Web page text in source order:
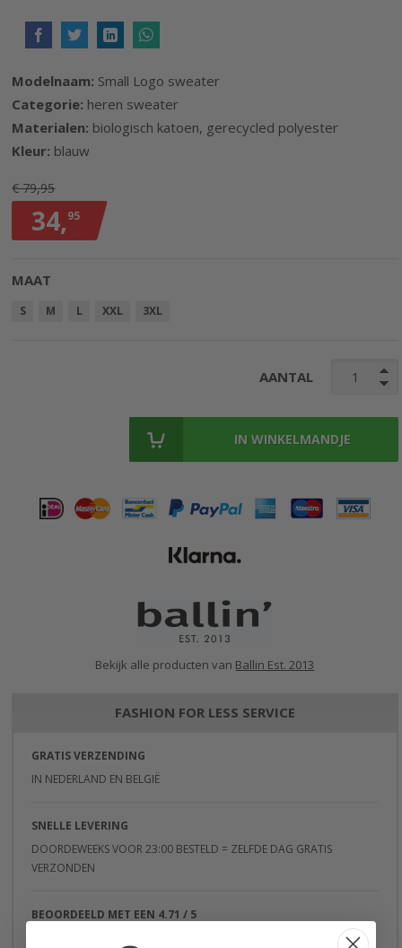
Ga
naar
van
gallerij
Modelnaam: Small Logo sweater
Categorie: heren sweater
Materialen: biologisch katoen, gerecycled polyester
Kleur: blauw
34,95
€ 79,95
MAAT
S M L XXL 3XL
AANTAL
IN WINKELMANDJE
Bekijk alle producten van Ballin Est. 2013
FASHION FOR LESS SERVICE
GRATIS VERZENDING
IN NEDERLAND EN BELGIË
SNELLE LEVERING
DOORDEWEEKS VOOR 23:00 BESTELD = ZELFDE DAG GRATIS
VERZONDEN
BEOORDEELD MET EEN 4.71 / 5